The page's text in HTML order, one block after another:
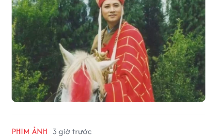
PHIM ẢNH 3 giờ trước